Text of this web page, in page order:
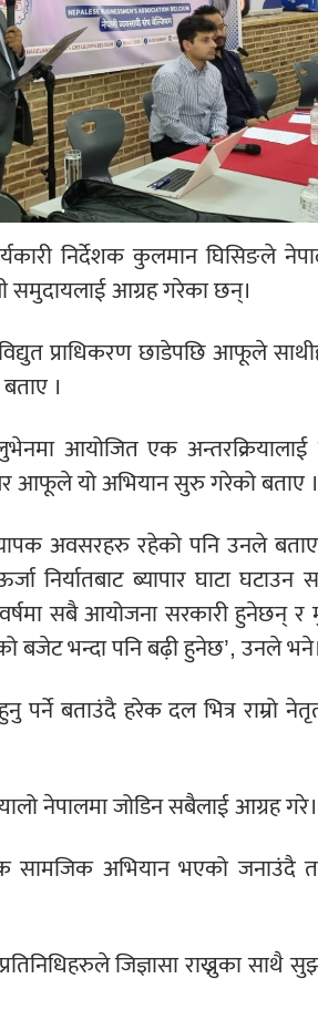
निर्देशक कुलमान घिसिङले
समुदायलाई आग्रह गरेका छन्।
प्राधिकरण छाडेपछि आफूले
।
आयोजित एक
आफूले यो अभियान सुरु गरेको बताए ।
अवसरहरु रहेको पनि उनले
निर्यातबाट ब्यापार घाटा घटाउन
सबै आयोजना सरकारी हुनेछन्
भन्दा पनि बढ़ी हुनेछ’, उनले भने।
पर्ने बताउंदै हरेक दल भित्र राम्रो
नेपालमा जोडिन सबैलाई आग्रह गरे।
अभियान भएको जनाउंदै
जिज्ञासा राख्नुका साथै